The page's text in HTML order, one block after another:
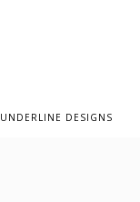
UNDERLINE DESIGNS